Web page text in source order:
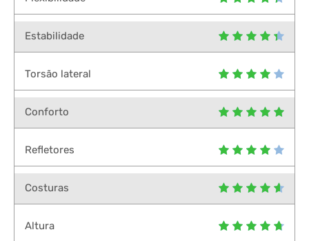
Estabilidade
Torsão lateral
Conforto
Refletores
Costuras
Altura